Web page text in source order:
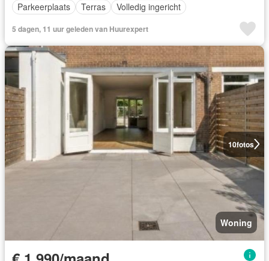
Parkeerplaats
Terras Volledig ingericht
5 dagen, 11 uur geleden van Huurexpert
10fotos
Woning